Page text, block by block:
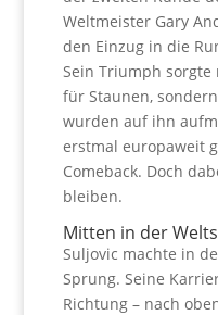
Weltmeister Gary
den Einzug in die
Sein Triumph
für Staunen,
wurden auf ihn
erstmal europaweit
Comeback. Doch
bleiben.
Mitten in der
Suljovic machte in
Sprung. Seine
Richtung – nach